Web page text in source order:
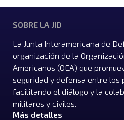
SOBRE LA JID
La Junta Interamericana de
organización de la
Americanos (OEA) que
seguridad y defensa entre los
facilitando el diálogo y la
militares y civiles.
Más detalles